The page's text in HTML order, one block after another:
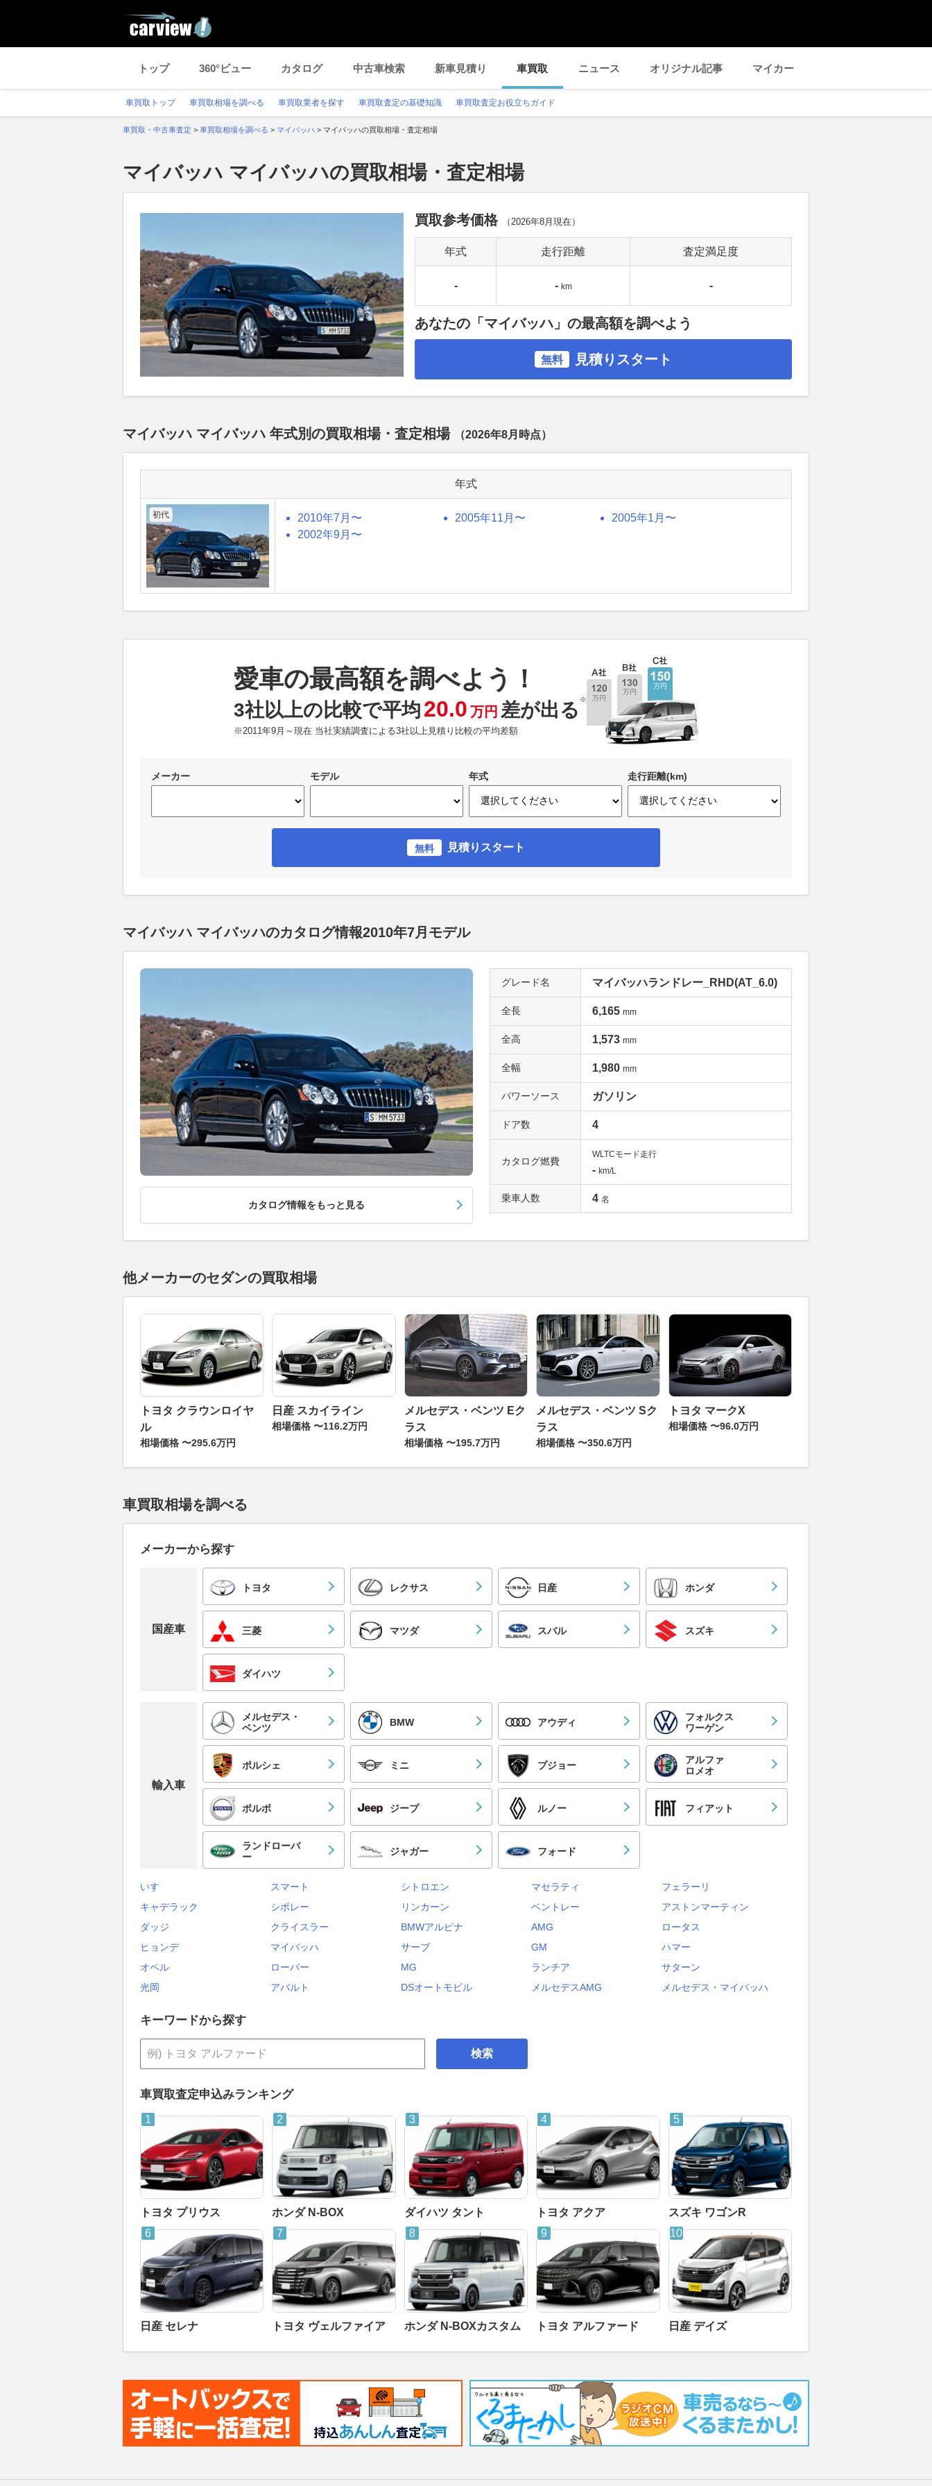
トップ 360°ビュー カタログ 中古車検索 新車見積り 車買取 ニュース オリジナル記事 マイカー
車買取トップ 車買取相場を調べる 車買取業者を探す 車買取査定の基礎知識 車買取査定お役立ちガイド
車買取・中古車査定 > 車買取相場を調べる > マイバッハ > マイバッハの買取相場・査定相場
マイバッハ マイバッハの買取相場・査定相場
買取参考価格 （2026年8月 現在）
年式 走行距離 査定満足度
- - km -
あなたの「マイバッハ」の最高額を調べよう
無料 見積りスタート
マイバッハ マイバッハ 年式別の買取相場・査定相場 （2026年8月 時点）
年式
初代 2010年7月〜 2005年11月〜
2005年1月〜
2002年9月〜
愛車の最高額を調べよう！
3社以上の比較で平均20.0 万円 差が出る ※
※2011年9月～現在 当社実績調査による3社以上見積り比較の平均差額
メーカー モデル 年式 走行距離(km)
無料 見積りスタート
マイバッハ マイバッハのカタログ情報2010年7月モデル
カタログ情報をもっと見る
グレード名 マイバッハランドレー_RHD(AT_6.0)
全長 6,165 mm
全高 1,573 mm
全幅 1,980 mm
パワーソース ガソリン
ドア数 4
カタログ燃費
WLTCモード走行
- km/L
乗車人数 4 名
他メーカーのセダンの買取相場
トヨタ クラウンロイヤ
ル
相場価格 〜295.6万円
日産 スカイライン
相場価格 〜116.2万円
メルセデス・ベンツ Eク
ラス
相場価格 〜195.7万円
メルセデス・ベンツ Sク
ラス
相場価格 〜350.6万円
トヨタ マークX
相場価格 〜96.0万円
車買取相場を調べる
メーカーから探す
国産車
トヨタ レクサス 日産 ホンダ
三菱 マツダ スバル スズキ
ダイハツ
輸入車
メルセデス・
ベンツ
BMW アウディ
フォルクス
ワーゲン
ポルシェ ミニ プジョー
アルファ
ロメオ
ボルボ ジープ ルノー フィアット
ランドローバ
ー
ジャガー フォード
いすゞ スマート シトロエン マセラティ
フェラーリ
キャデラック
シボレー リンカーン ベントレー
アストンマーティン
ダッジ
クライスラー BMWアルピナ AMG
ロータス
ヒョンデ
マイバッハ サーブ GM
ハマー
オペル
ローバー MG ランチア
サターン
光岡
アバルト DSオートモビル メルセデスAMG メルセデス・マイバッハ
キーワードから探す
検索
車買取査定申込みランキング
トヨタ プリウス ホンダ N-BOX ダイハツ タント トヨタ アクア スズキ ワゴンR
日産 セレナ トヨタ ヴェルファイア ホンダ N-BOXカスタム トヨタ アルファード 日産 デイズ